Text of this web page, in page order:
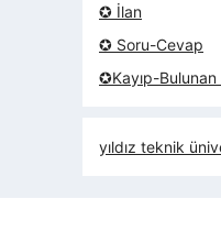
✪ İlan
✪ Soru-Cevap
✪Kayıp-Bulunan
yıldız teknik